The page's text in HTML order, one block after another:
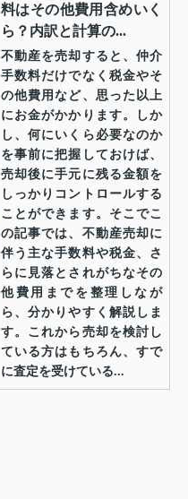
料はその他費用含めいく
ら？内訳と計算の...
不動産を売却すると、仲介
手数料だけでなく税金やそ
の他費用など、思った以上
にお金がかかります。しか
し、何にいくら必要なのか
を事前に把握しておけば、
売却後に手元に残る金額を
しっかりコントロールする
ことができます。そこでこ
の記事では、不動産売却に
伴う主な手数料や税金、さ
らに見落とされがちなその
他費用までを整理しなが
ら、分かりやすく解説しま
す。これから売却を検討し
ている方はもちろん、すで
に査定を受けている...